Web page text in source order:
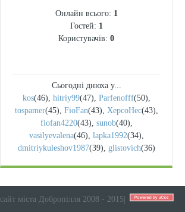
Онлайн всього: 1
Гостей: 1
Користувачів: 0
Сьогодні днюха у...
kos(46), hitriy99(47), Parfenofff(50),
tospamer(45), FioFan(43), XepcoHec(43),
fiofan4220(43), sunob(40),
vasilyevalena(46), lapka1992(34),
dmitriykuleshov1987(39), glistovich(36)
сайт міста Добропілля 2008 - 2015